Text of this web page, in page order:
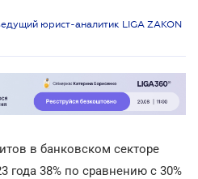
юрист-аналитик LIGA ZAKON
в банковском секторе
года 38% по сравнению с 30%